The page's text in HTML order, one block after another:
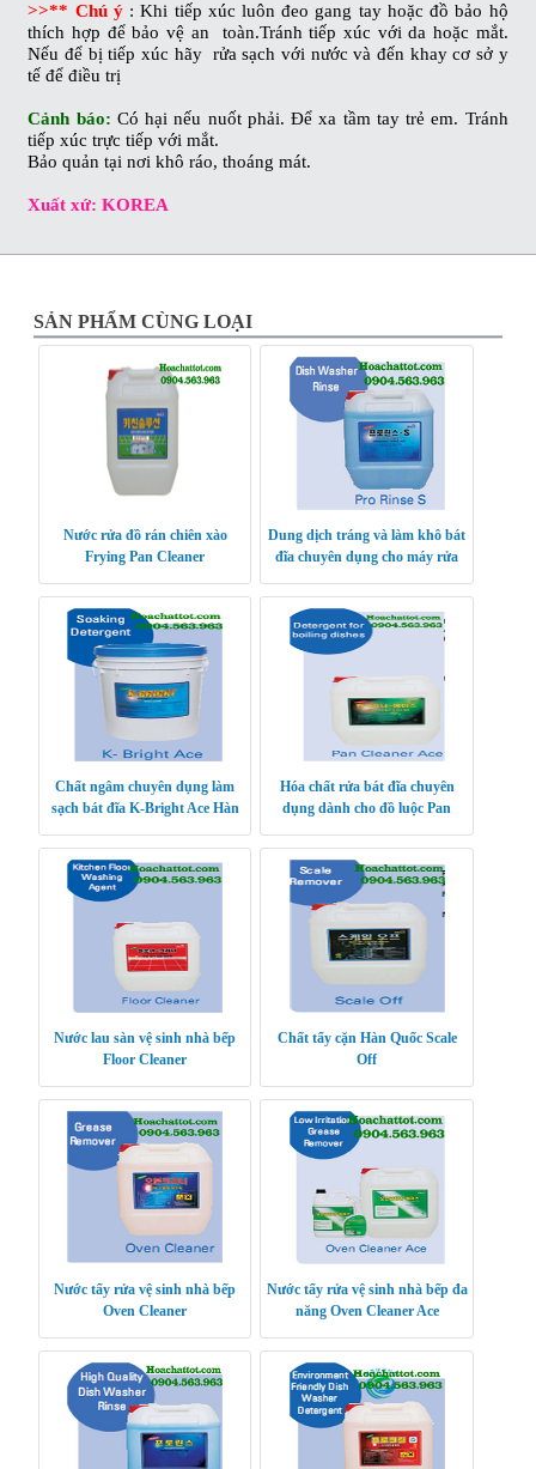
>>** Chú ý : Khi tiếp xúc luôn đeo gang tay hoặc đồ bảo hộ
thích hợp để bảo vệ an toàn.Tránh tiếp xúc với da hoặc mắt.
Nếu để bị tiếp xúc hãy rửa sạch với nước và đến khay cơ sở y
tế để điều trị
Cảnh báo: Có hại nếu nuốt phải. Để xa tầm tay trẻ em. Tránh
tiếp xúc trực tiếp với mắt.
Bảo quản tại nơi khô ráo, thoáng mát.
Xuất xứ: KOREA
SẢN PHẨM CÙNG LOẠI
Nước rửa đồ rán chiên xào
Frying Pan Cleaner
Dung dịch tráng và làm khô bát
đĩa chuyên dụng cho máy rửa
Chất ngâm chuyên dụng làm
sạch bát đĩa K-Bright Ace Hàn
Hóa chất rửa bát đĩa chuyên
dụng dành cho đồ luộc Pan
Nước lau sàn vệ sinh nhà bếp
Floor Cleaner
Chất tẩy cặn Hàn Quốc Scale
Off
Nước tẩy rửa vệ sinh nhà bếp
Oven Cleaner
Nước tẩy rửa vệ sinh nhà bếp đa
năng Oven Cleaner Ace